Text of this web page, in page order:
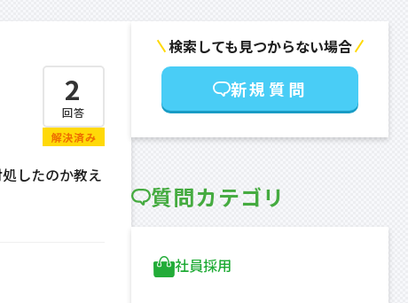
2
回答
解決済み
したのか教え
検索しても見つからない場合
新規質問
質問カテゴリ
社員採用